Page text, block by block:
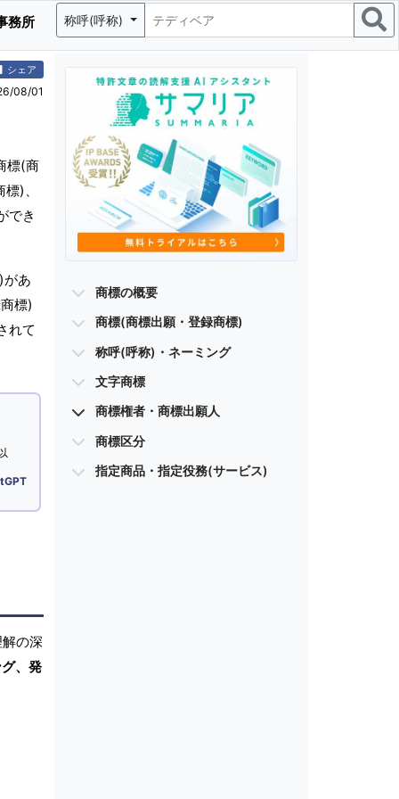
務所 称呼(呼称)
シェア
08/01
標(商
)、
でき
があ
標)
れて
の深
、発
商標の概要
商標(商標出願・登録商標)
称呼(呼称)・ネーミング
文字商標
商標権者・商標出願人
商標区分
指定商品・指定役務(サービス)